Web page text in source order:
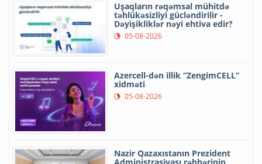
Uşaqların rəqəmsal mühitdə
təhlükəsizliyi gücləndirilir -
Dəyişikliklər nəyi ehtiva edir?
05-08-2026
Azercell-dən illik “ZengimCELL”
xidməti
05-08-2026
Nazir Qazaxıstanın Prezident